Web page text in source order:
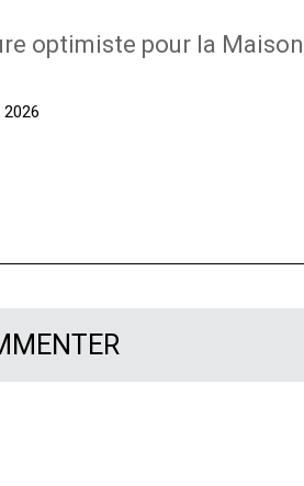
optimiste pour la Maison